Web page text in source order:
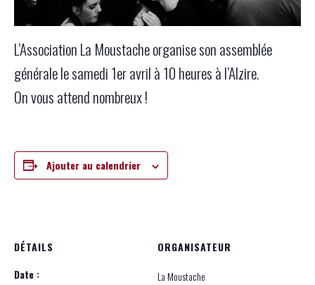
L’Association La Moustache organise son assemblée
générale le samedi 1er avril à 10 heures à l’Alzire.
On vous attend nombreux !
Ajouter au calendrier
DÉTAILS
Date :
ORGANISATEUR
La Moustache